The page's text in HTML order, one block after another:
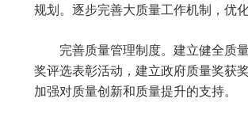
规划。逐步完善大质量工作机制，优
完善质量管理制度。建立健全质
奖评选表彰活动，建立政府质量奖获
加强对质量创新和质量提升的支持。